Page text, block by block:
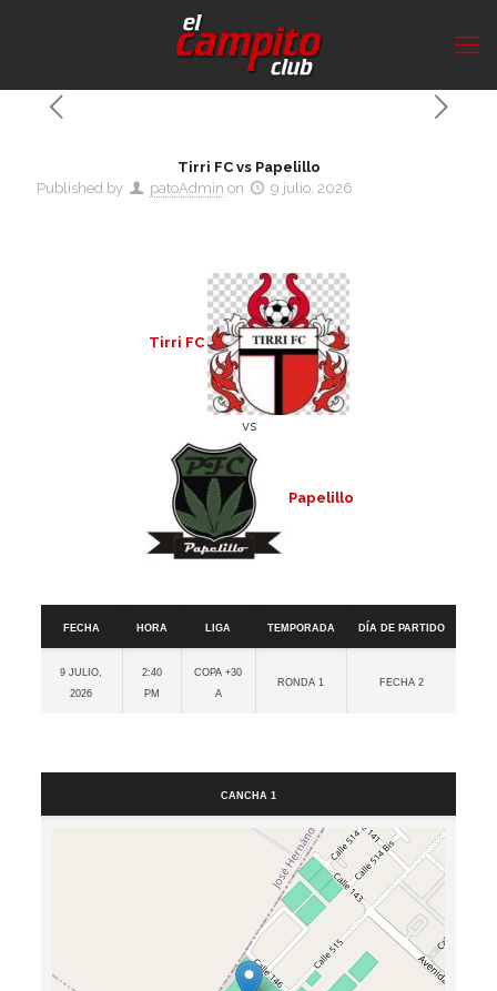
Tirri FC vs Papelillo
Published by
patoAdmin on 9 julio, 2026
Tirri FC
vs
Papelillo
Fecha
Hora Liga Temporada Día de partido
9 julio,
2026
2:40
pm
Copa +30
A
Ronda 1 Fecha 2
Cancha 1